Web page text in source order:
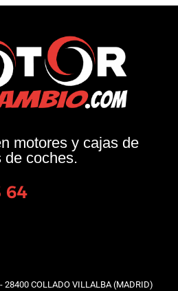
motores y cajas de
de coches.
64
28400 COLLADO VILLALBA (MADRID)